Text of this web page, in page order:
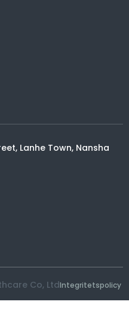
Lanhe Town, Nansha
Co, LtdIntegritetspolicy